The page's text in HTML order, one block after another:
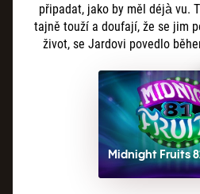
připadat, jako by měl déjà vu.
tajně touží a doufají, že se jim
život, se Jardovi povedlo
Midnight Fruits